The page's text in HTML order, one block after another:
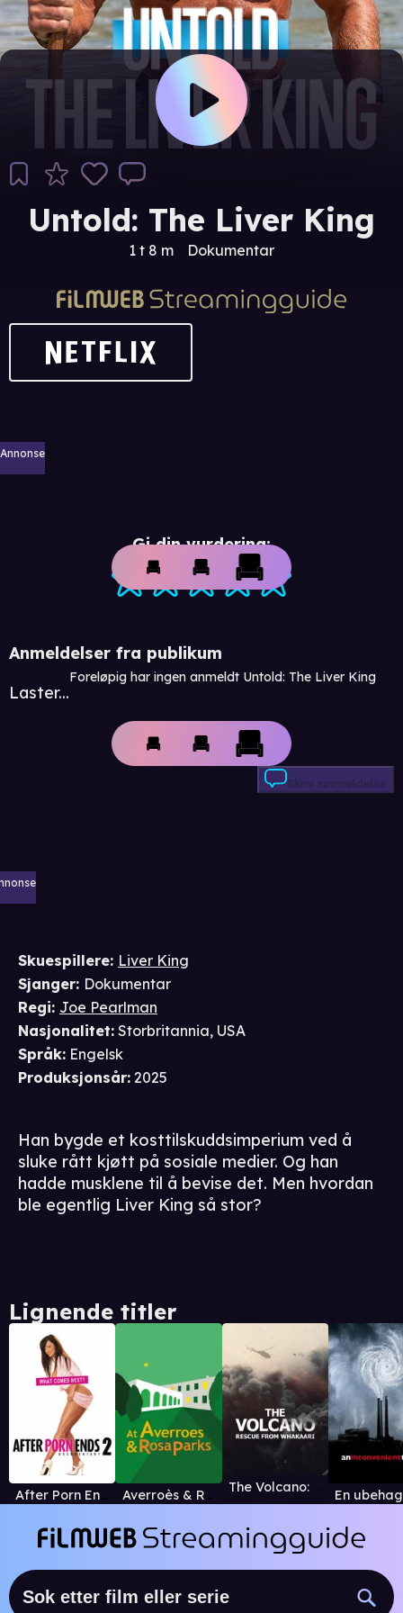
Untold: The Liver King
1 t 8 m Dokumentar
Annonse
Gi din vurdering:
Anmeldelser fra publikum
Laster...
Foreløpig har ingen anmeldt Untold: The Liver King
Skriv anmeldelse
Skuespillere: Liver King
Sjanger: Dokumentar
Regi: Joe Pearlman
Nasjonalitet: Storbritannia, USA
Språk: Engelsk
Produksjonsår: 2025
Han bygde et kosttilskuddsimperium ved å
sluke rått kjøtt på sosiale medier. Og han
hadde musklene til å bevise det. Men hvordan
ble egentlig Liver King så stor?
Lignende titler
After Porn Ends 2 Averroès & Rosa Parks
The Volcano: Rescue from Whakaari